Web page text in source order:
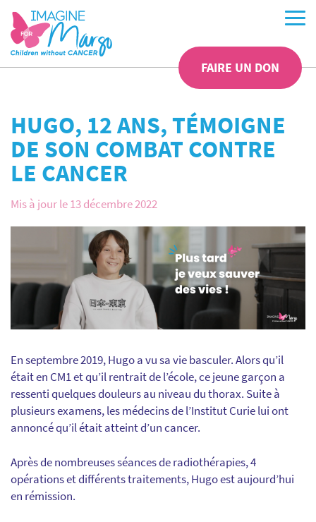
FAIRE UN DON
HUGO, 12 ANS, TÉMOIGNE
DE SON COMBAT CONTRE
LE CANCER
Mis à jour le 13 décembre 2022
En septembre 2019, Hugo a vu sa vie basculer. Alors qu’il
était en CM1 et qu’il rentrait de l’école, ce jeune garçon a
ressenti quelques douleurs au niveau du thorax. Suite à
plusieurs examens, les médecins de l’Institut Curie lui ont
annoncé qu’il était atteint d’un cancer.
Après de nombreuses séances de radiothérapies, 4
opérations et différents traitements, Hugo est aujourd’hui
en rémission.